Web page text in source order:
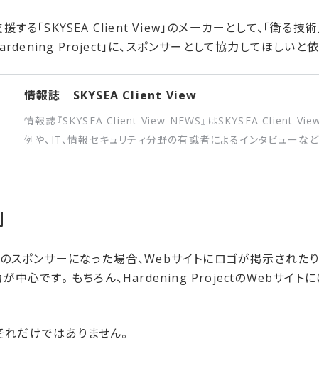
する「SKYSEA Client View」のメーカーとして、「衛る技
Project」に、スポンサーとして協力してほしいと
情報誌｜SKYSEA Client View
情報誌『SKYSEA Client View NEWS』はSKYSEA Client
例や、IT、情報セキュリティ分野の有識者によるインタビューな
スポンサーになった場合、Webサイトにロゴが掲示されたり
中心です。 もちろん、Hardening ProjectのWebサイトに
だけではありません。